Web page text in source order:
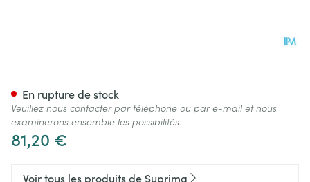
81,20 €
En rupture de stock
Veuillez nous contacter par téléphone ou par e-mail et nous
examinerons ensemble les possibilités.
Voir tous les produits de Suprima